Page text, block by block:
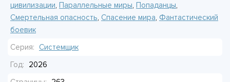
цивилизации, Параллельные миры, Попаданцы,
Смертельная опасность, Спасение мира, Фантастический
боевик
Серия: Системщик
Год:
2026